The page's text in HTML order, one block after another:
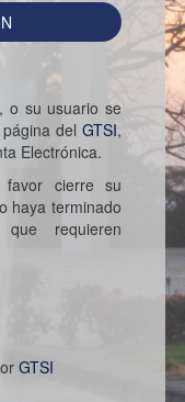
o su usuario se
página delGTSI,
Electrónica.
favor cierre su
haya terminado
requieren
GTSI